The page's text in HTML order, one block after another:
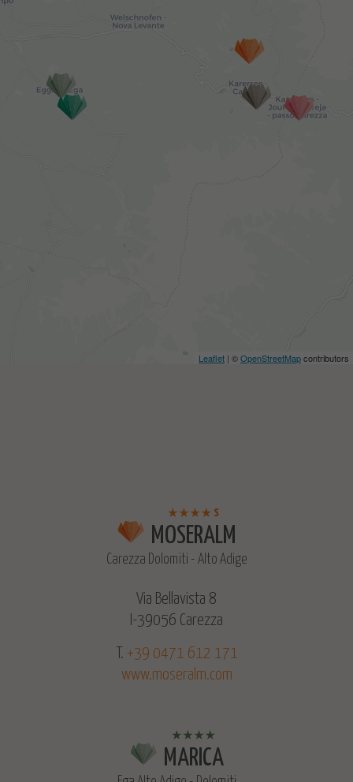
Leaflet | ©OpenStreetMapcontributors
s
MOSERALM
Carezza Dolomiti - Alto Adige
Via Bellavista 8
I-39056 Carezza
T. +39 0471 612 171
www.moseralm.com
MARICA